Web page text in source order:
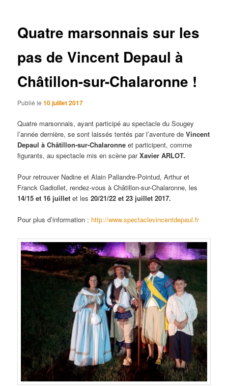
Quatre marsonnais sur les
pas de Vincent Depaul à
Châtillon-sur-Chalaronne !
Publié le10 juillet 2017
Quatre marsonnais, ayant participé au spectacle du Sougey
l’année dernière, se sont laissés tentés par l’aventure deVincent
Depaul à Châtillon-sur-Chalaronneet participent, comme
figurants, au spectacle mis en scène parXavier ARLOT.
Pour retrouver ​Nadine et Alain Pallandre-Pointud, Arthur et
Franck Gadiollet, rendez-vous à Châtillon-sur-Chalaronne, les
14/15 et 16 juillet et les20/21/22 et 23 juillet 2017.
Pour plus d’information : http://www.spectaclevincentdepaul.fr